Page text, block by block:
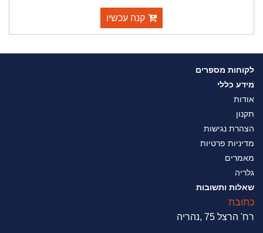
קנה עכשיו
לקוחות מספרים
מידע כללי
אודות
תקנון
הצהרת נגישות
מדיניות פרטיות
מאמרים
גלריה
שאלות ותשובות
כתובת
רח' הרצל 75 ,נהריה